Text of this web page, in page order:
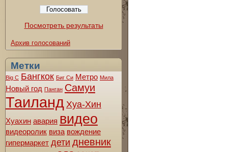
Посмотреть результаты
Архив голосований
Метки
Big C Бангкок Биг Си Метро Мила
Новый год Панган Самуи
Таиланд Хуа-Хин
Хуахин авария видео
видеоролик виза вождение
гипермаркет дети дневник